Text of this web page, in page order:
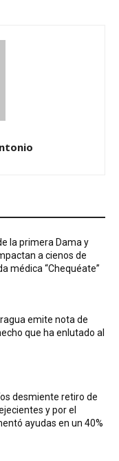
la primera Dama y
a cienos de
médica “Chequéate”
emite nota de
que ha enlutado al
desmiente retiro de
y por el
ayudas en un 40%